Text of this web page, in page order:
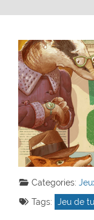
Categories:
Tags:
Jeu de